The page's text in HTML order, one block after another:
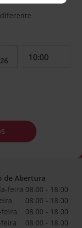
de Abertura
feira 08:00 - 18:00
08:00 - 18:00
08:00 - 18:00
08:00 - 18:00